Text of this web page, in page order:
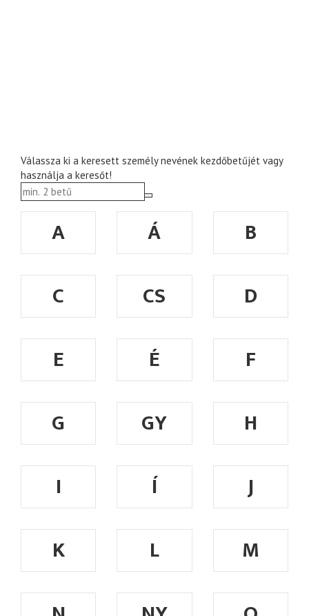
Válassza ki a keresett személy nevének kezdőbetűjét vagy
használja a keresőt!
A Á
B
C
CS
D
E
É
F
G
GY
H
I
Í
J
K
L
M